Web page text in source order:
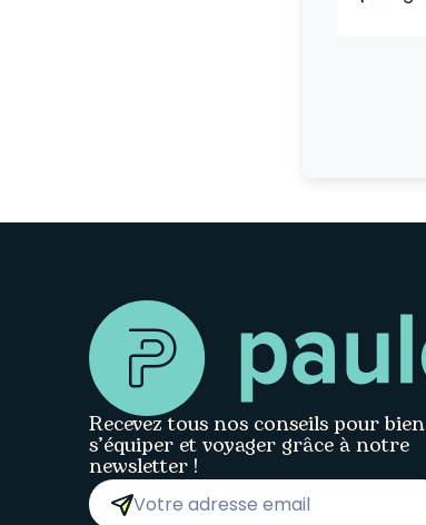
Recevez tous nos conseils pour bien
s’équiper et voyager grâce à notre
newsletter !